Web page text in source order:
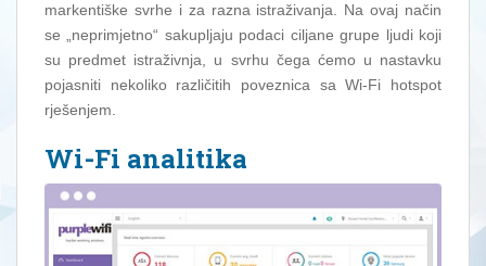
markentiške svrhe i za razna istraživanja. Na ovaj način
se „neprimjetno“ sakupljaju podaci ciljane grupe ljudi koji
su predmet istraživnja, u svrhu čega ćemo u nastavku
pojasniti nekoliko različitih poveznica sa Wi-Fi hotspot
rješenjem.
Wi-Fi analitika